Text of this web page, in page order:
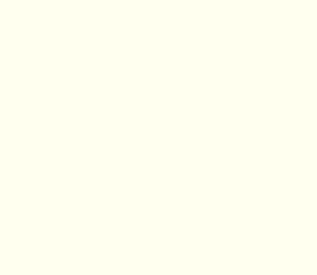
על
אותם
של